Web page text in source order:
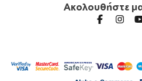
Ακολουθήστε